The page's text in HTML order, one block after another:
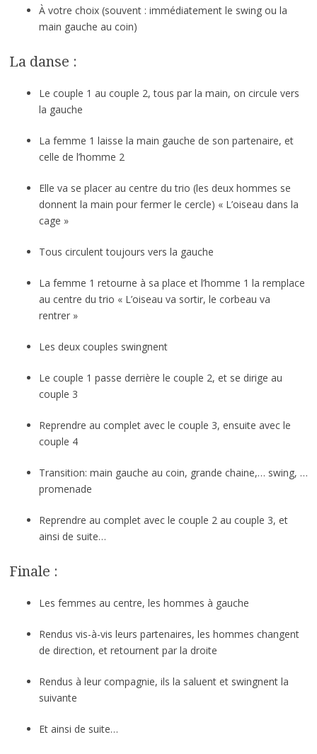
À votre choix (souvent : immédiatement le swing ou la
main gauche au coin)
La danse :
Le couple 1 au couple 2, tous par la main, on circule vers
la gauche
La femme 1 laisse la main gauche de son partenaire, et
celle de l’homme 2
Elle va se placer au centre du trio (les deux hommes se
donnent la main pour fermer le cercle) « L’oiseau dans la
cage »
Tous circulent toujours vers la gauche
La femme 1 retourne à sa place et l’homme 1 la remplace
au centre du trio « L’oiseau va sortir, le corbeau va
rentrer »
Les deux couples swingnent
Le couple 1 passe derrière le couple 2, et se dirige au
couple 3
Reprendre au complet avec le couple 3, ensuite avec le
couple 4
Transition: main gauche au coin, grande chaine,… swing, …
promenade
Reprendre au complet avec le couple 2 au couple 3, et
ainsi de suite…
Finale :
Les femmes au centre, les hommes à gauche
Rendus vis-à-vis leurs partenaires, les hommes changent
de direction, et retournent par la droite
Rendus à leur compagnie, ils la saluent et swingnent la
suivante
Et ainsi de suite…